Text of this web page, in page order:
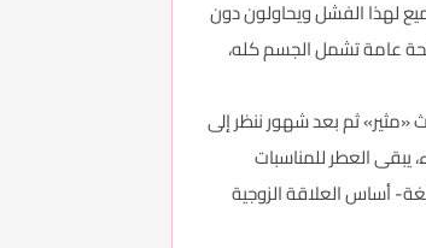
لهذا الفشل ويحاولون دون
عامة تشمل الجسم كله،
«مثير» ثم بعد شهور ننظر إلى
يبقى العطر للمناسبات
أساس العلاقة الزوجية